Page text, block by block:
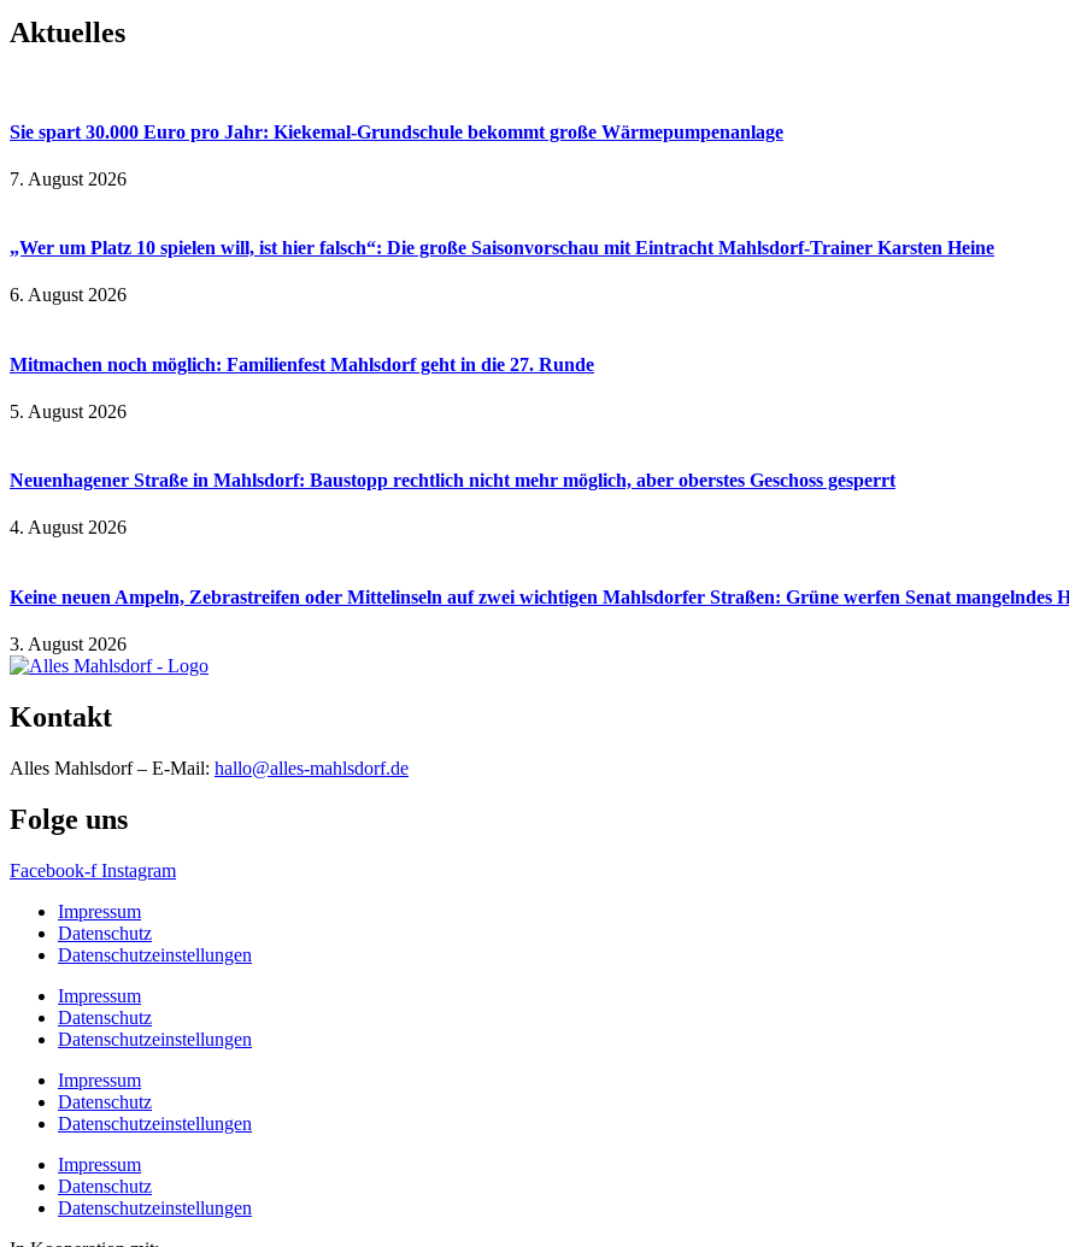
Aktuelles
Sie spart 30.000 Euro pro Jahr: Kiekemal-Grundschule bekommt große Wärmepumpenanlage
7. August 2026
„Wer um Platz 10 spielen will, ist hier falsch“: Die große Saisonvorschau mit Eintracht Mahlsdorf-Trainer Karsten Heine
6. August 2026
Mitmachen noch möglich: Familienfest Mahlsdorf geht in die 27. Runde
5. August 2026
Neuenhagener Straße in Mahlsdorf: Baustopp rechtlich nicht mehr möglich, aber oberstes Geschoss gesperrt
4. August 2026
Keine neuen Ampeln, Zebrastreifen oder Mittelinseln auf zwei wichtigen Mahlsdorfer Straßen: Grüne werfen Senat mangelndes
3. August 2026
Kontakt
Alles Mahlsdorf – E-Mail: hallo@alles-mahlsdorf.de
Folge uns
Facebook-f Instagram
Impressum
Datenschutz
Datenschutzeinstellungen
Impressum
Datenschutz
Datenschutzeinstellungen
Impressum
Datenschutz
Datenschutzeinstellungen
Impressum
Datenschutz
Datenschutzeinstellungen